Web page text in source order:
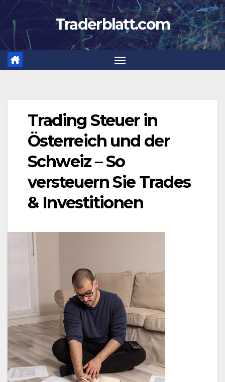
Zum
Inhalt
springen
Traderblatt.com
Trading Steuer in
Österreich und der
Schweiz – So
versteuern Sie Trades
& Investitionen